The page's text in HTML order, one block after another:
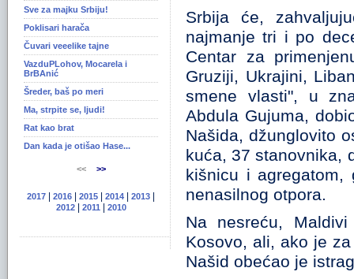
Sve za majku Srbiju!
Poklisari harača
Čuvari veeelike tajne
VazduPLohov, Mocarela i
BrBAnić
Šreder, baš po meri
Ma, strpite se, ljudi!
Rat kao brat
Dan kada je otišao Hase...
<< >>
2017 2016 2015 2014 2013
2012| 2011| 2010
Srbija će,
najmanje tri i po
Centar za
Gruziji, Ukrajini,
smene vlasti", u
Abdula Gujuma,
Našida, džunglovito
kuća, 37 stanovnika,
kišnicu i
nenasilnog otpora.
Na nesreću,
Kosovo, ali, ako je
Našid obećao je